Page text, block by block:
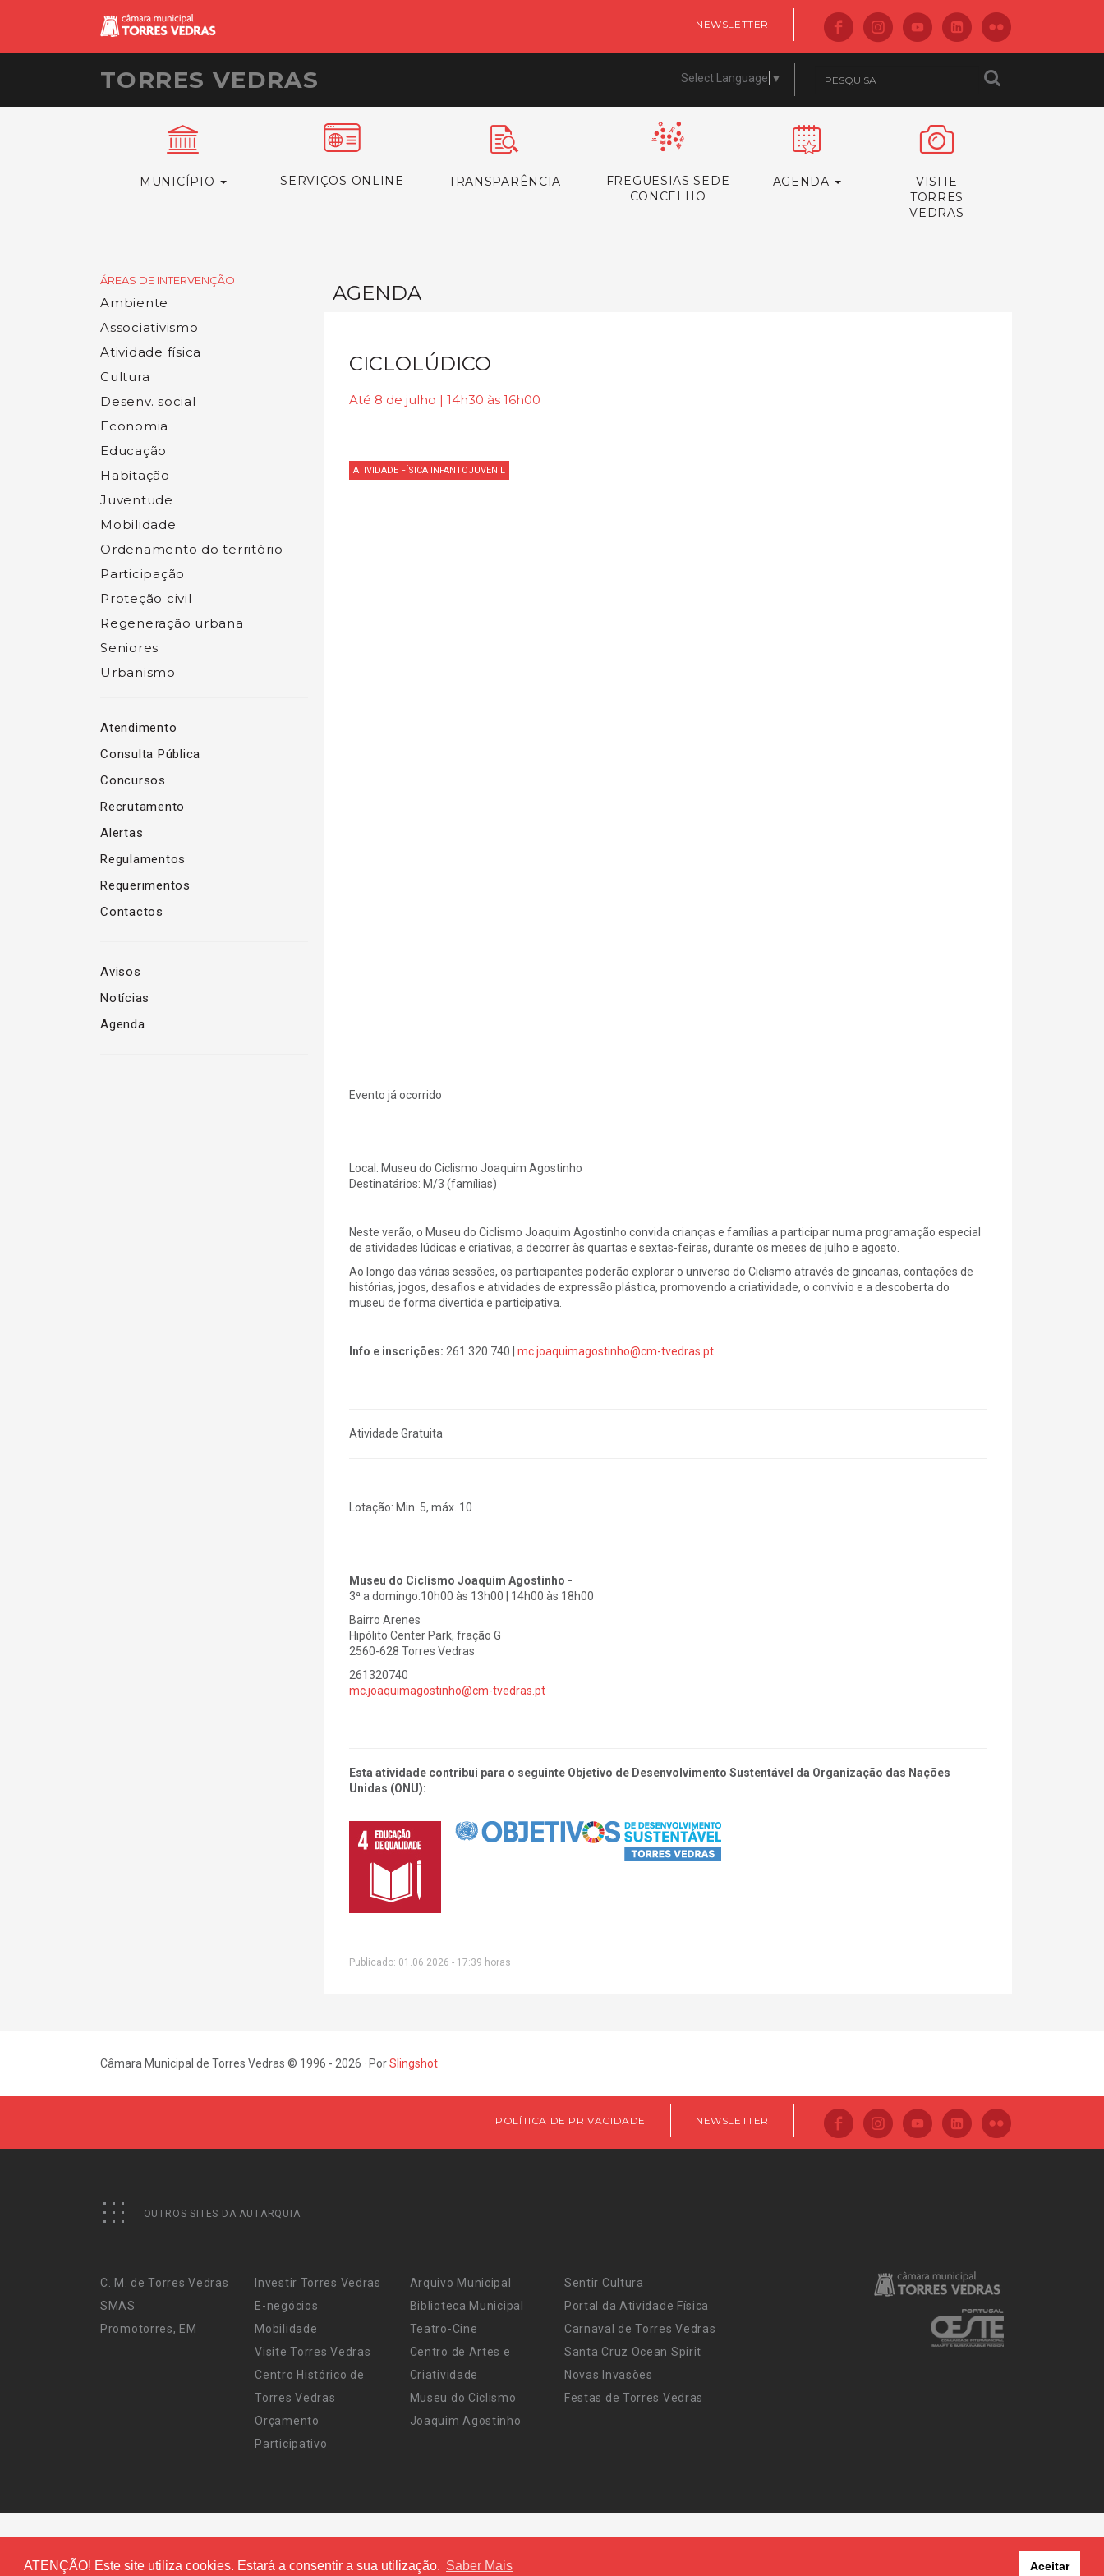
ATENÇÃO! Este site utiliza cookies. Estará a consentir a sua utilização. Saber Mais Aceitar
NEWSLETTER
TORRES VEDRAS Select Language ▼
MUNICÍPIO SERVIÇOS ONLINE TRANSPARÊNCIA
FREGUESIAS SEDE
CONCELHO
AGENDA
VISITE
TORRES
VEDRAS
ÁREAS DE INTERVENÇÃO
Ambiente
Associativismo
Atividade física
Cultura
Desenv. social
Economia
Educação
Habitação
Juventude
Mobilidade
Ordenamento do território
Participação
Proteção civil
Regeneração urbana
Seniores
Urbanismo
Atendimento
Consulta Pública
Concursos
Recrutamento
Alertas
Regulamentos
Requerimentos
Contactos
Avisos
Notícias
Agenda
AGENDA
CICLOLÚDICO
Até 8 de julho | 14h30 às 16h00
ATIVIDADE FÍSICA INFANTOJUVENIL
Evento já ocorrido
Local: Museu do Ciclismo Joaquim Agostinho
Destinatários: M/3 (famílias)
Neste verão, o Museu do Ciclismo Joaquim Agostinho convida crianças e famílias a participar numa programação especial
de atividades lúdicas e criativas, a decorrer às quartas e sextas-feiras, durante os meses de julho e agosto.
Ao longo das várias sessões, os participantes poderão explorar o universo do Ciclismo através de gincanas, contações de
histórias, jogos, desafios e atividades de expressão plástica, promovendo a criatividade, o convívio e a descoberta do
museu de forma divertida e participativa.
Info e inscrições: 261 320 740 | mc.joaquimagostinho@cm-tvedras.pt
Atividade Gratuita
Lotação: Min. 5, máx. 10
Museu do Ciclismo Joaquim Agostinho -
3ª a domingo:10h00 às 13h00 | 14h00 às 18h00
Bairro Arenes
Hipólito Center Park, fração G
2560-628 Torres Vedras
261320740
mc.joaquimagostinho@cm-tvedras.pt
Esta atividade contribui para o seguinte Objetivo de Desenvolvimento Sustentável da Organização das Nações
Unidas (ONU):
Publicado: 01.06.2026 - 17:39 horas
Câmara Municipal de Torres Vedras © 1996 - 2026 · PorSlingshot
POLÍTICA DE PRIVACIDADE NEWSLETTER
OUTROS SITES DA AUTARQUIA
C. M. de Torres Vedras
SMAS
Promotorres, EM
Investir Torres Vedras
E-negócios
Mobilidade
Visite Torres Vedras
Centro Histórico de
Torres Vedras
Orçamento
Participativo
Arquivo Municipal
Biblioteca Municipal
Teatro-Cine
Centro de Artes e
Criatividade
Museu do Ciclismo
Joaquim Agostinho
Sentir Cultura
Portal da Atividade Física
Carnaval de Torres Vedras
Santa Cruz Ocean Spirit
Novas Invasões
Festas de Torres Vedras